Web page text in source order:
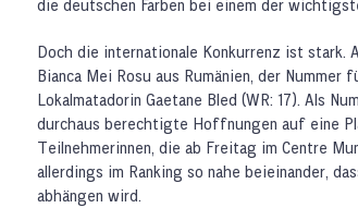
die deutschen Farben bei einem der
Doch die internationale Konkurrenz ist
Bianca Mei Rosu aus Rumänien, der
Lokalmatadorin Gaetane Bled (WR: 17). Als
durchaus berechtigte Hoffnungen auf eine
Teilnehmerinnen, die ab Freitag im Centre
allerdings im Ranking so nahe beieinander,
abhängen wird.